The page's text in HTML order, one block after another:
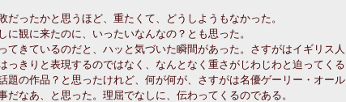
ったかと思うほど、重たくて、どうしようもなかった。
観に来たのに、いったいなんなの？とも思った。
てきているのだと、ハッと気づいた瞬間があった。さすがはイギリス人
っきりと表現するのではなく、なんとなく重さがじわじわと迫ってくる
題の作品？と思ったけれど、何が何が、さすがは名優ゲーリー・オール
だなあ、と思った。理屈でなしに、伝わってくるのである。